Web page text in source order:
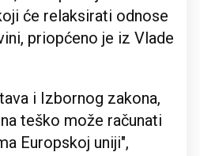
će relaksirati odnose
priopćeno je iz Vlade
i Izbornog zakona,
teško može računati
Europskoj uniji",